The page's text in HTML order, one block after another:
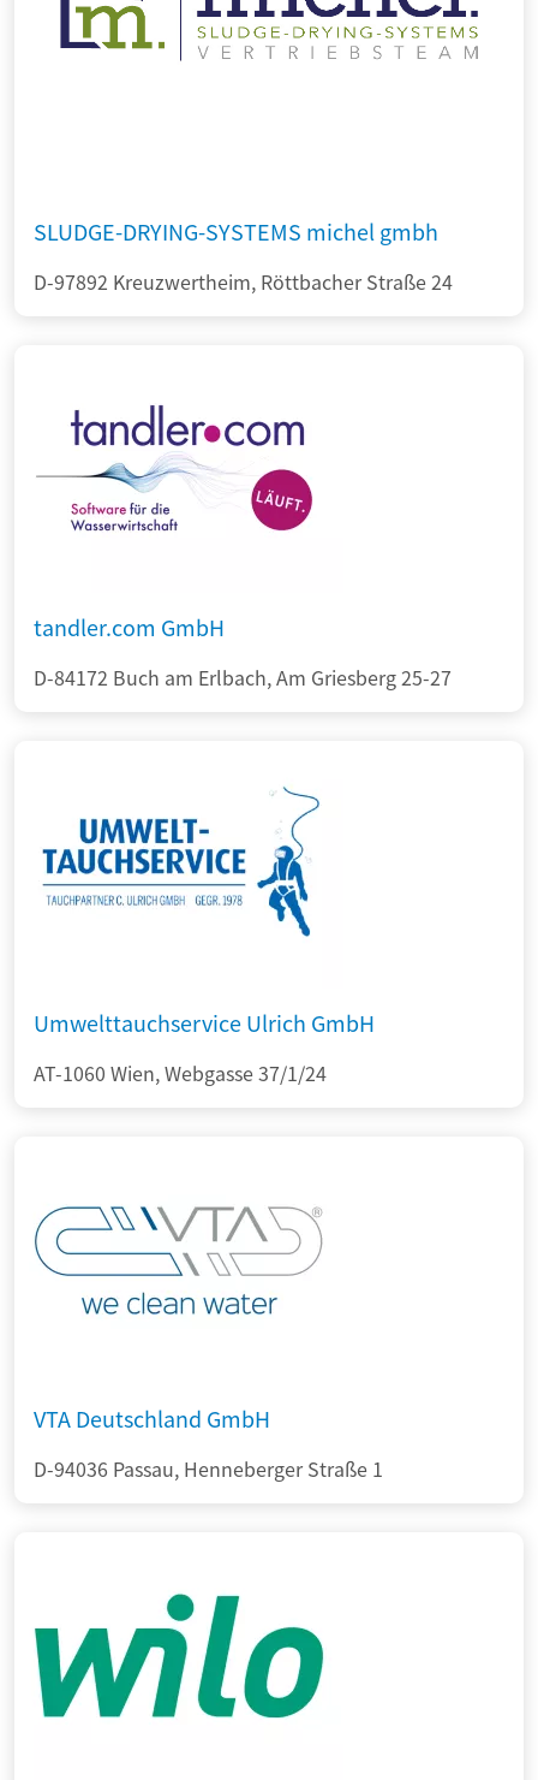
SLUDGE-DRYING-SYSTEMS michel gmbh
D-97892 Kreuzwertheim, Röttbacher Straße 24
tandler.com GmbH
D-84172 Buch am Erlbach, Am Griesberg 25-27
Umwelttauchservice Ulrich GmbH
AT-1060 Wien, Webgasse 37/1/24
VTA Deutschland GmbH
D-94036 Passau, Henneberger Straße 1